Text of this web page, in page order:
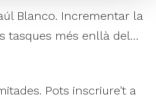
Blanco. Incrementar la
tasques més enllà del…
Pots inscriure't a